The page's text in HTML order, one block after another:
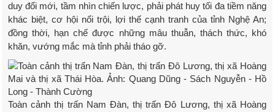
duy đổi mới, tầm nhìn chiến lược, phải phát huy tối đa tiềm năng
khác biệt, cơ hội nổi trội, lợi thế cạnh tranh của tỉnh Nghệ An;
đồng thời, hạn chế được những mâu thuẫn, thách thức, khó
khăn, vướng mắc mà tỉnh phải tháo gỡ.
Toàn cảnh thị trấn Nam Đàn, thị trấn Đô Lương, thị xã Hoàng